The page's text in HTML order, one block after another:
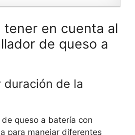
tener en cuenta al
de queso a
duración de la
queso a batería con
para manejar diferentes